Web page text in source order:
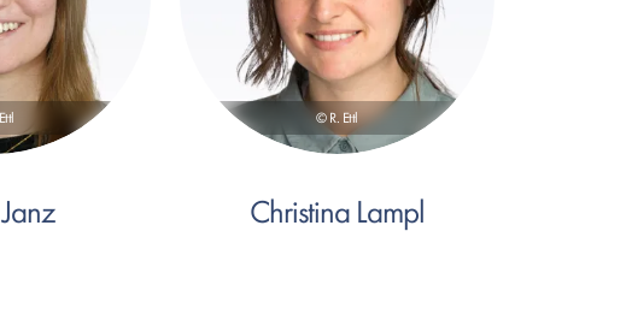
© R. Ettl
Christina Lampl